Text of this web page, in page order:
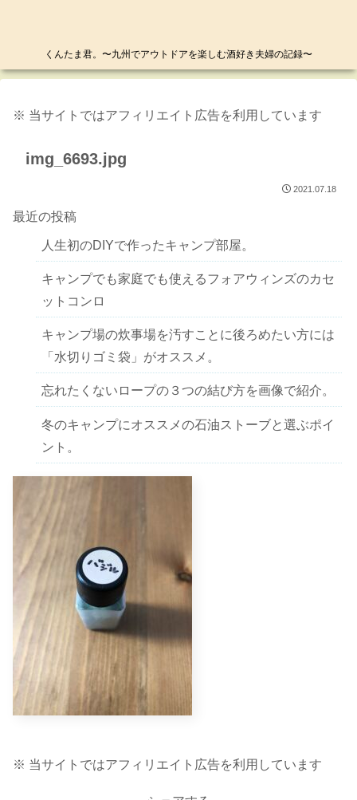
くんたま君。〜九州でアウトドアを楽しむ酒好き夫婦の記録〜
※ 当サイトではアフィリエイト広告を利用しています
img_6693.jpg
2021.07.18
最近の投稿
人生初のDIYで作ったキャンプ部屋。
キャンプでも家庭でも使えるフォアウィンズのカセ
ットコンロ
キャンプ場の炊事場を汚すことに後ろめたい方には
「水切りゴミ袋」がオススメ。
忘れたくないロープの３つの結び方を画像で紹介。
冬のキャンプにオススメの石油ストーブと選ぶポイ
ント。
※ 当サイトではアフィリエイト広告を利用しています